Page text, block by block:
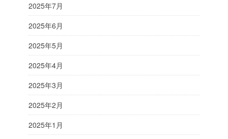
2025年7月
2025年6月
2025年5月
2025年4月
2025年3月
2025年2月
2025年1月